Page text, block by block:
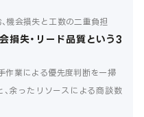
機会損失と工数の二重負担
損失・リード品質という3
作業による優先度判断を一掃
余ったリソースによる商談数